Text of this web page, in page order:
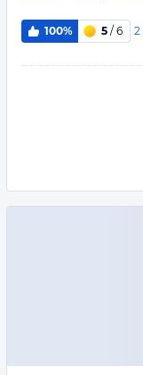
100% 5 / 6 2